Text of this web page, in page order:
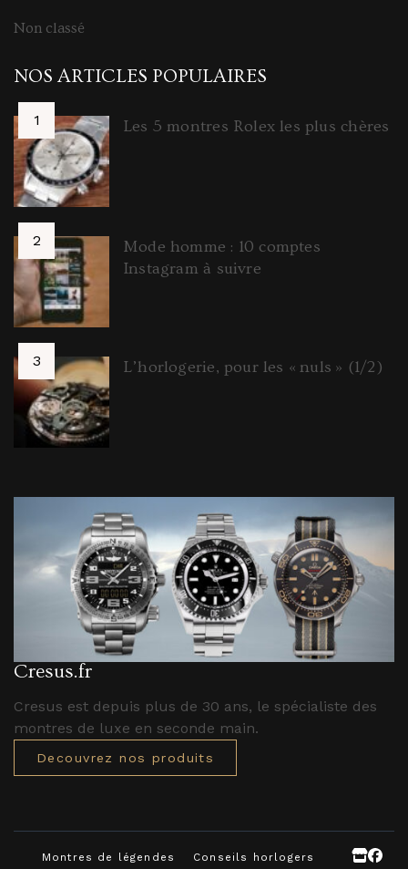
Non classé
NOS ARTICLES POPULAIRES
Les 5 montres Rolex les plus chères
Mode homme : 10 comptes
Instagram à suivre
L’horlogerie, pour les « nuls » (1/2)
Cresus.fr
Cresus est depuis plus de 30 ans, le spécialiste des
montres de luxe en seconde main.
Decouvrez nos produits
Montres de légendes Conseils horlogers